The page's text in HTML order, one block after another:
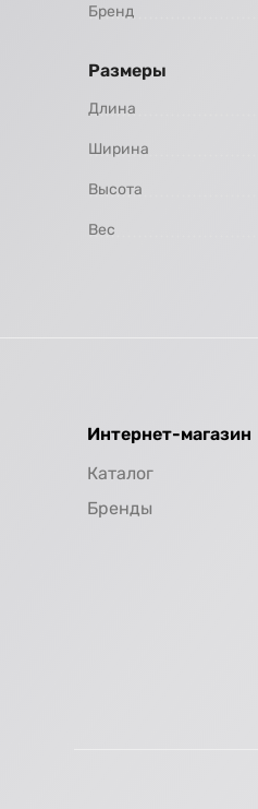
Бренд
Размеры
Длина
Ширина
Высота
Вес
Интернет-магазин
Каталог
Бренды